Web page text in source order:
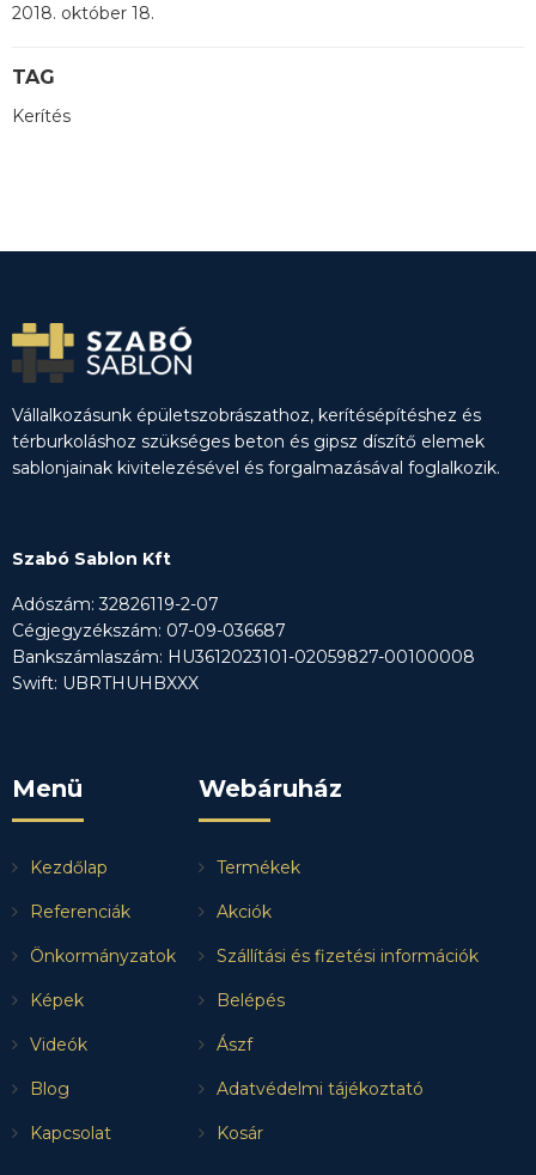
2018. október 18.
TAG
Kerítés
Vállalkozásunk épületszobrászathoz, kerítésépítéshez és
térburkoláshoz szükséges beton és gipsz díszítő elemek
sablonjainak kivitelezésével és forgalmazásával foglalkozik.
Szabó Sablon Kft
Adószám: 32826119-2-07
Cégjegyzékszám: 07-09-036687
Bankszámlaszám: HU3612023101-02059827-00100008
Swift: UBRTHUHBXXX
Menü
Kezdőlap
Referenciák
Önkormányzatok
Képek
Videók
Blog
Kapcsolat
Webáruház
Termékek
Akciók
Szállítási és fizetési információk
Belépés
Ászf
Adatvédelmi tájékoztató
Kosár